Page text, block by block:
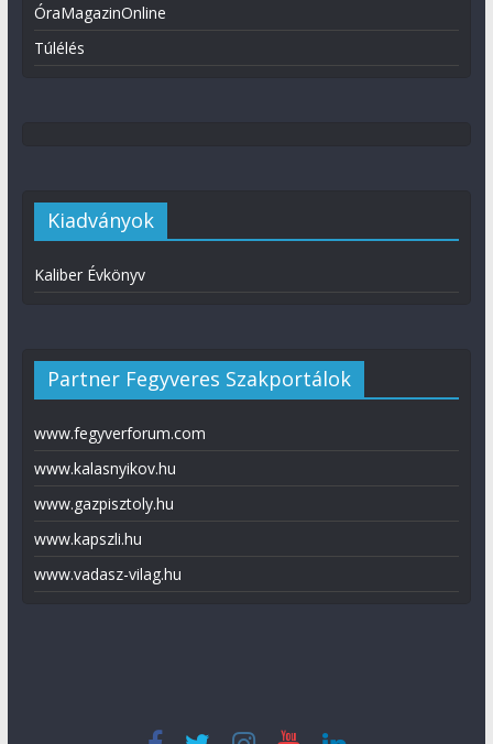
ÓraMagazinOnline
Túlélés
Kiadványok
Kaliber Évkönyv
Partner Fegyveres Szakportálok
www.fegyverforum.com
www.kalasnyikov.hu
www.gazpisztoly.hu
www.kapszli.hu
www.vadasz-vilag.hu